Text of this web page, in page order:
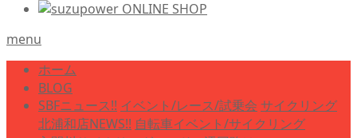
menu
ホーム
BLOG
SBFニュース!! イベント/レース/試乗会 サイクリング
北浦和店NEWS!! 自転車イベント/サイクリング